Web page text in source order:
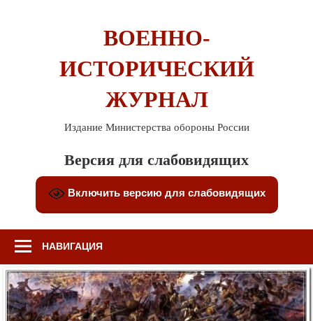
ВОЕННО-
ИСТОРИЧЕСКИЙ
ЖУРНАЛ
Издание Министерства обороны России
Версия для слабовидящих
Включить версию для слабовидящих
НАВИГАЦИЯ